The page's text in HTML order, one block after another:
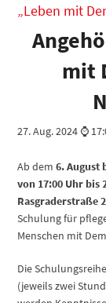
„Leben mit
mit
27. Aug. 2024 ⌚
Ab dem 6. August
von 17:00 Uhr bis
Rasgraderstraße
Schulung für
Menschen mit
Die
(jeweils zwei